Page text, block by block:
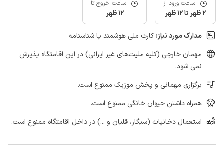
ساعت ورود از
2 ظهر تا 12 ظهر
ساعت خروج تا
12 ظهر
مدارک مورد نیاز:کارت ملی هوشمند یا شناسنامه
مهمان خارجی (کلیه ملیت‌های غیر ایرانی) در این اقامتگاه پذیرش
نمی شود.
برگزاری مهمانی و پخش موزیک ممنوع است.
همراه داشتن حیوان خانگی ممنوع است.
استعمال دخانیات (سیگار، قلیان و ...) در داخل اقامتگاه ممنوع است.